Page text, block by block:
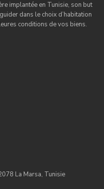
implantée en Tunisie, son but
dans le choix d’habitation
conditions de vos biens.
La Marsa, Tunisie